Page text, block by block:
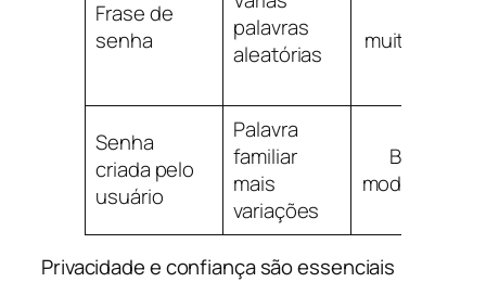
Frase de
senha
palavras
aleatórias
muito alta
Senha
criada pelo
usuário
Palavra
familiar
mais
variações
Baixa a
moderada
Privacidade e confiança são essenciais